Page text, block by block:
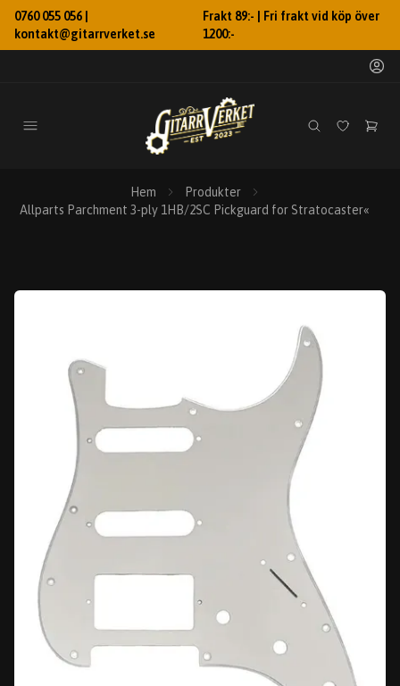
0760 055 056 |
kontakt@gitarrverket.se
Frakt 89:- | Fri frakt vid köp över
1200:-
Hem
Produkter
Allparts Parchment 3-ply 1HB/2SC Pickguard for Stratocaster«